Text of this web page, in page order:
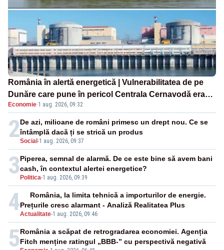
România în alertă energetică | Vulnerabilitatea de pe
Dunăre care pune în pericol Centrala Cernavodă era
cunoscută de pe vremea lui Ceaușescu
Economie·1 aug. 2026, 09:32
2Social -1 aug. 2026, 09:37
De azi, milioane de români primesc un drept nou. Ce se
întâmplă dacă ți se strică un produs
3 Politica-1 aug. 2026, 09:39
Piperea, semnal de alarmă. De ce este bine să avem bani
cash, în contextul alertei energetice?
4Actualitate-1 aug. 2026, 09:46
România, la limita tehnică a importurilor de energie.
Prețurile cresc alarmant - Analiză Realitatea Plus
5România a scăpat de retrogradarea economiei. Agenția
Fitch menține ratingul „BBB-” cu perspectivă negativă